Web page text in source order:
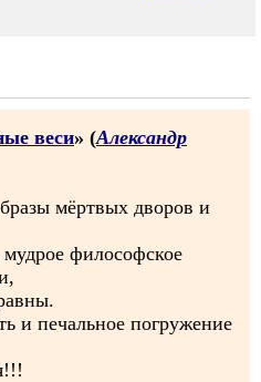
веси» (Александр
мёртвых дворов и
философское
и печальное погружение